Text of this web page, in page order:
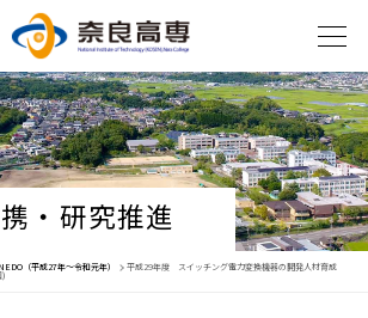
・研究推進
NEDO（平成27年～令和元年） 平成29年度 スイッチング電力変換機器の開発人材育成
)